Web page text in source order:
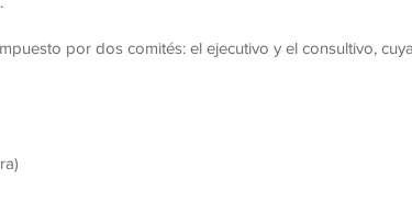
por dos comités: el ejecutivo y el consultivo,